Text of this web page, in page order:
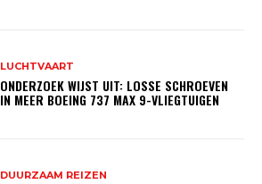
LUCHTVAART
ONDERZOEK WIJST UIT: LOSSE SCHROEVEN
IN MEER BOEING 737 MAX 9-VLIEGTUIGEN
DUURZAAM REIZEN